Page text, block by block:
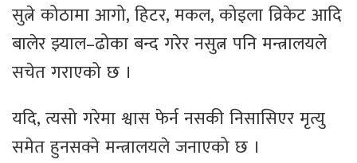
सुत्ने कोठामा आगो, हिटर, मकल, कोइला व्रिकेट आदि
बालेर झ्याल–ढोका बन्द गरेर नसुत्न पनि मन्त्रालयले
सचेत गराएको छ ।
यदि, त्यसो गरेमा श्वास फेर्न नसकी निसासिएर मृत्यु
समेत हुनसक्ने मन्त्रालयले जनाएको छ ।